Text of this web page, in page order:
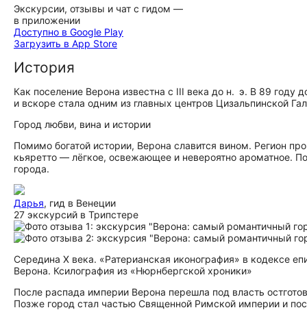
Экскурсии, отзывы и чат с гидом —
в приложении
Доступно в Google Play
Загрузить в App Store
История
Как поселение Верона известна с III века до н. э. В 89 году
и вскоре стала одним из главных центров Цизальпинской
Город любви, вина и истории
Помимо богатой истории, Верона славится вином. Регион
кьяретто — лёгкое, освежающее и невероятно ароматное.
города.
Дарья, гид в Венеции
27 экскурсий в Трипстере
Середина X века. «Ратерианская иконография» в кодексе
Верона. Ксилография из «Нюрнбергской хроники»
После распада империи Верона перешла под власть
Позже город стал частью Священной Римской империи и